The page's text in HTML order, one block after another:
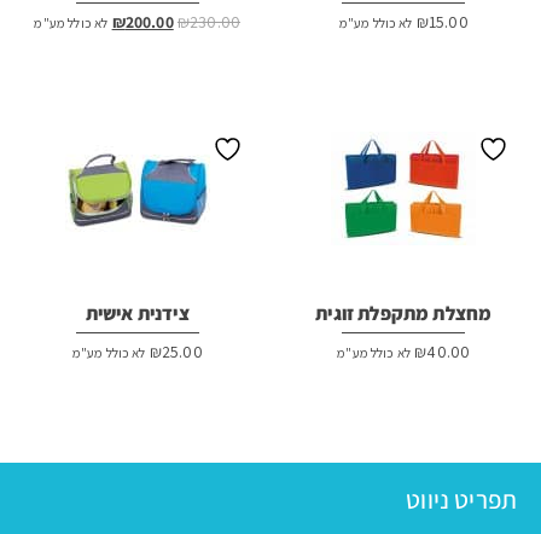
₪15.00 לא כולל מע"מ ₪230.00
המחיר ₪200.00 המחיר
לא כולל מע"מ
מחצלת מתקפלת זוגית
₪40.00 לא כולל מע"מ
צידנית אישית
₪25.00 לא כולל מע"מ
תפריט ניווט